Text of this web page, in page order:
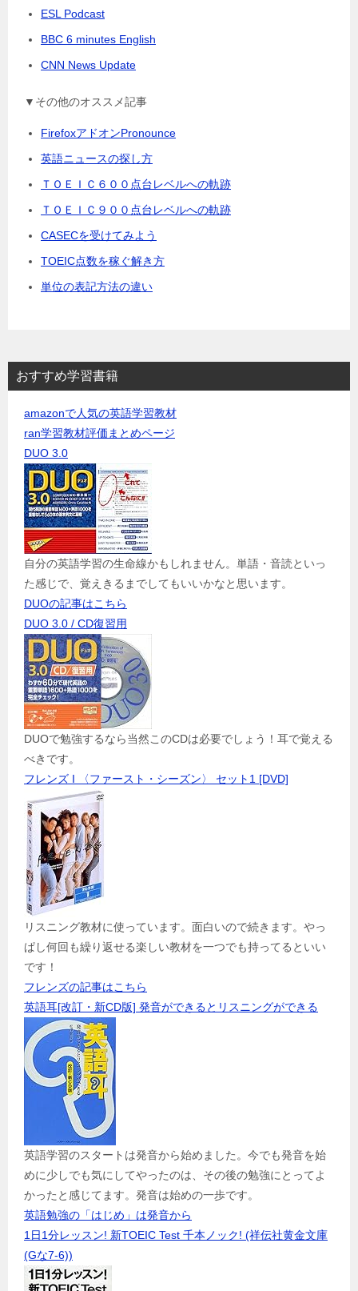
ESL Podcast
BBC 6 minutes English
CNN News Update
▼その他のオススメ記事
FirefoxアドオンPronounce
英語ニュースの探し方
ＴＯＥＩＣ６００点台レベルへの軌跡
ＴＯＥＩＣ９００点台レベルへの軌跡
CASECを受けてみよう
TOEIC点数を稼ぐ解き方
単位の表記方法の違い
おすすめ学習書籍
amazonで人気の英語学習教材
ran学習教材評価まとめページ
DUO 3.0
自分の英語学習の生命線かもしれません。単語・音読といっ
た感じで、覚えきるまでしてもいいかなと思います。
DUOの記事はこちら
DUO 3.0 / CD復習用
DUOで勉強するなら当然このCDは必要でしょう！耳で覚える
べきです。
フレンズ I 〈ファースト・シーズン〉 セット1 [DVD]
リスニング教材に使っています。面白いので続きます。やっ
ぱし何回も繰り返せる楽しい教材を一つでも持ってるといい
です！
フレンズの記事はこちら
英語耳[改訂・新CD版] 発音ができるとリスニングができる
英語学習のスタートは発音から始めました。今でも発音を始
めに少しでも気にしてやったのは、その後の勉強にとってよ
かったと感じてます。発音は始めの一歩です。
英語勉強の「はじめ」は発音から
1日1分レッスン! 新TOEIC Test 千本ノック! (祥伝社黄金文庫
(Gな7-6))